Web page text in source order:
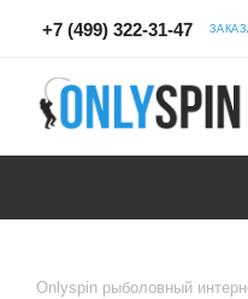
+7 (499) 322-31-47
Onlyspin рыболовный